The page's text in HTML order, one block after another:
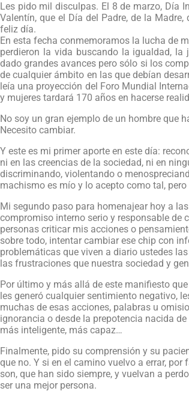
Les pido mil disculpas. El 8 de marzo, Día
Valentín, que el Día del Padre, de la
feliz día.
En esta fecha conmemoramos la lucha de
perdieron la vida buscando la igualdad,
dado grandes avances pero sólo si los
de cualquier ámbito en las que debían
leía una proyección del Foro Mundial
y mujeres tardará 170 años en hacerse
No soy un gran ejemplo de un hombre que
Necesito cambiar.
Y este es mi primer aporte en este día:
ni en las creencias de la sociedad, ni en
discriminando, violentando o
machismo es mío y lo acepto como tal,
Mi segundo paso para homenajear hoy a
compromiso interno serio y responsable de
personas criticar mis acciones o
sobre todo, intentar cambiar ese chip con
problemáticas que viven a diario ustedes
las frustraciones que nuestra sociedad y
Por último y más allá de este manifiesto
les generó cualquier sentimiento negativo,
muchas de esas acciones, palabras u
ignorancia o desde la prepotencia nacida
más inteligente, más capaz…
Finalmente, pido su comprensión y su
que no. Y si en el camino vuelvo a errar,
son, que han sido siempre, y vuelvan a
ser una mejor persona.